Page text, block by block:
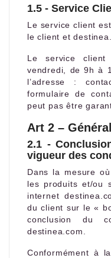
1.5 - Service
Le service client
le client et
Le service
vendredi, de 9h à
l’adresse :
formulaire de
peut pas être
Art 2 –
2.1 -
vigueur des
Dans la mesure
les produits et/ou
internet
du client sur le «
conclusion du
destinea.com.
Conformément à